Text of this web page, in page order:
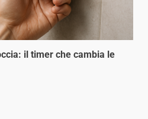
il timer che cambia le